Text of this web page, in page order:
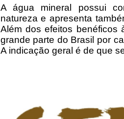
A água mineral possui
natureza e apresenta
Além dos efeitos benéficos
grande parte do Brasil por
A indicação geral é de que